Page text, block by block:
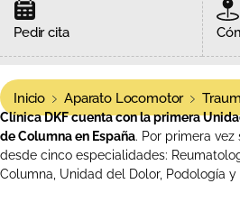
Pedir cita
Inicio Aparato Locomotor
Clínica DKF cuenta con la primera
de Columna en España. Por primera
desde cinco especialidades:
Columna, Unidad del Dolor, Podología y